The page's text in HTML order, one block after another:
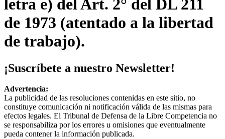
letra e) del Art. 2° del DL 211
de 1973 (atentado a la libertad
de trabajo).
¡Suscríbete a nuestro Newsletter!
Advertencia:
La publicidad de las resoluciones contenidas en este sitio, no
constituye comunicación ni notificación válida de las mismas para
efectos legales. El Tribunal de Defensa de la Libre Competencia no
se responsabiliza por los errores u omisiones que eventualmente
pueda contener la información publicada.